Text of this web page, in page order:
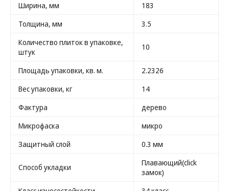
Ширина, мм
183
Толщина, мм
3.5
Количество плиток в упаковке,
штук
10
Площадь упаковки, кв. м.
2.2326
Вес упаковки, кг
14
Фактура
дерево
Микрофаска
микро
Защитный слой
0.3 мм
Способ укладки
Плавающий(click
замок)